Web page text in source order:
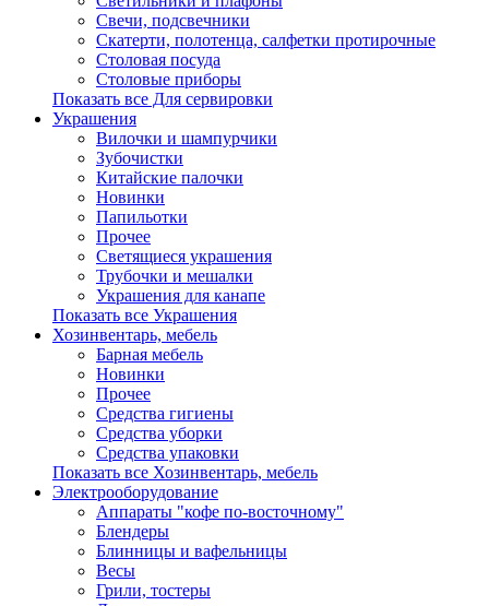
Свечи, подсвечники
Скатерти, полотенца, салфетки протирочные
Столовая посуда
Столовые приборы
Показать все Для сервировки
Украшения
Вилочки и шампурчики
Зубочистки
Китайские палочки
Новинки
Папильотки
Прочее
Светящиеся украшения
Трубочки и мешалки
Украшения для канапе
Показать все Украшения
Хозинвентарь, мебель
Барная мебель
Новинки
Прочее
Средства гигиены
Средства уборки
Средства упаковки
Показать все Хозинвентарь, мебель
Электрооборудование
Аппараты "кофе по-восточному"
Блендеры
Блинницы и вафельницы
Весы
Грили, тостеры